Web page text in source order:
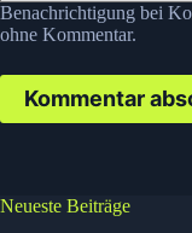
Benachrichtigung bei
ohne Kommentar.
Kommentar
Neueste Beiträge